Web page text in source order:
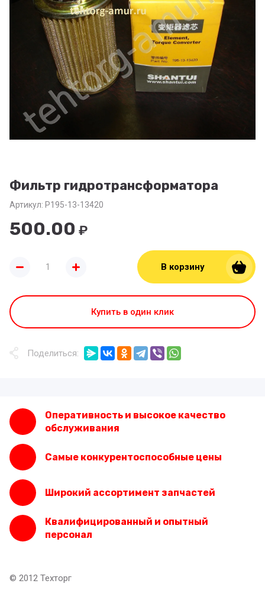
Фильтр гидротрансформатора
Артикул: P195-13-13420
500.00 ₽
В корзину
Купить в один клик
Поделиться:
Оперативность и высокое качество
обслуживания
Самые конкурентоспособные цены
Широкий ассортимент запчастей
Квалифицированный и опытный
персонал
© 2012 Техторг